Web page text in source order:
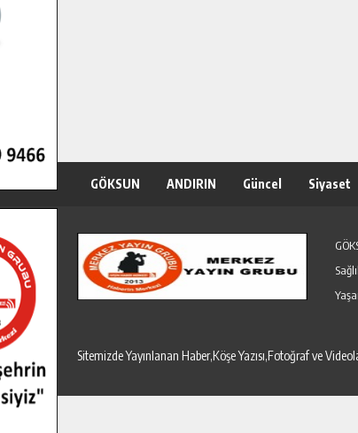
GÖKSUN ANDIRIN Güncel Siyaset
Sitemizde Yayınlanan Haber,Köşe Yazısı,Fotoğraf ve